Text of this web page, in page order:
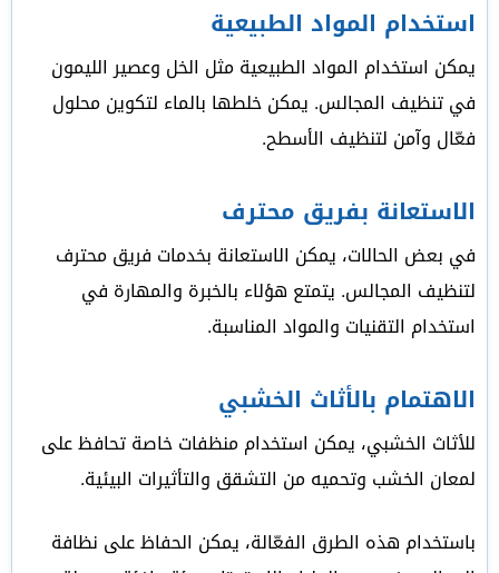
استخدام المواد الطبيعية
يمكن استخدام المواد الطبيعية مثل الخل وعصير الليمون
في تنظيف المجالس. يمكن خلطها بالماء لتكوين محلول
فعّال وآمن لتنظيف الأسطح.
الاستعانة بفريق محترف
في بعض الحالات، يمكن الاستعانة بخدمات فريق محترف
لتنظيف المجالس. يتمتع هؤلاء بالخبرة والمهارة في
استخدام التقنيات والمواد المناسبة.
الاهتمام بالأثاث الخشبي
للأثاث الخشبي، يمكن استخدام منظفات خاصة تحافظ على
لمعان الخشب وتحميه من التشقق والتأثيرات البيئية.
باستخدام هذه الطرق الفعّالة، يمكن الحفاظ على نظافة